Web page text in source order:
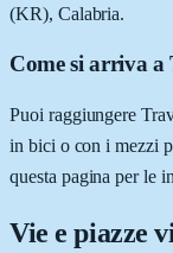
(KR), Calabria.
Come si arriva
Puoi raggiungere
in bici o con i mezzi
questa pagina per le
Vie e piazze